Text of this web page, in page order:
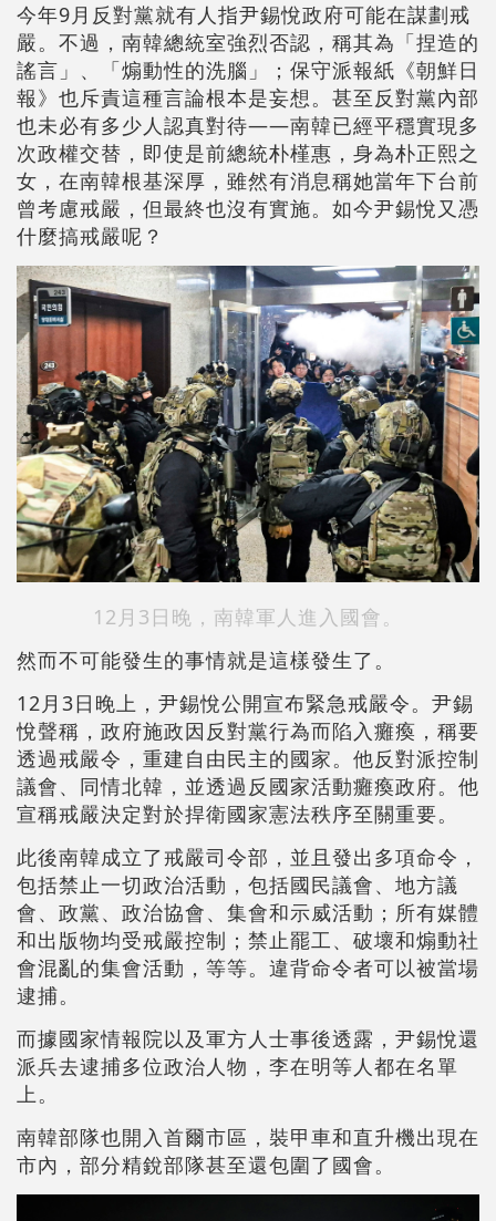
今年9月反對黨就有人指尹錫悅政府可能在謀劃戒
嚴。不過，南韓總統室強烈否認，稱其為「捏造的
謠言」、「煽動性的洗腦」；保守派報紙《朝鮮日
報》也斥責這種言論根本是妄想。甚至反對黨內部
也未必有多少人認真對待——南韓已經平穩實現多
次政權交替，即使是前總統朴槿惠，身為朴正熙之
女，在南韓根基深厚，雖然有消息稱她當年下台前
曾考慮戒嚴，但最終也沒有實施。如今尹錫悅又憑
什麼搞戒嚴呢？
12月3日晚，南韓軍人進入國會。
然而不可能發生的事情就是這樣發生了。
12月3日晚上，尹錫悅公開宣布緊急戒嚴令。尹錫
悅聲稱，政府施政因反對黨行為而陷入癱瘓，稱要
透過戒嚴令，重建自由民主的國家。他反對派控制
議會、同情北韓，並透過反國家活動癱瘓政府。他
宣稱戒嚴決定對於捍衛國家憲法秩序至關重要。
此後南韓成立了戒嚴司令部，並且發出多項命令，
包括禁止一切政治活動，包括國民議會、地方議
會、政黨、政治協會、集會和示威活動；所有媒體
和出版物均受戒嚴控制；禁止罷工、破壞和煽動社
會混亂的集會活動，等等。違背命令者可以被當場
逮捕。
而據國家情報院以及軍方人士事後透露，尹錫悅還
派兵去逮捕多位政治人物，李在明等人都在名單
上。
南韓部隊也開入首爾市區，裝甲車和直升機出現在
市內，部分精銳部隊甚至還包圍了國會。